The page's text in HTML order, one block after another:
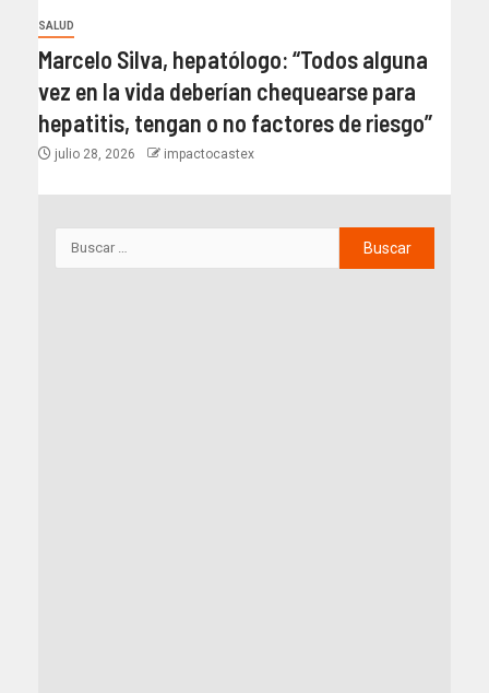
SALUD
Marcelo Silva, hepatólogo: “Todos alguna
vez en la vida deberían chequearse para
hepatitis, tengan o no factores de riesgo”
julio 28, 2026 impactocastex